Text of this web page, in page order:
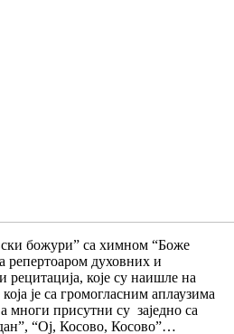
божури” са химном “Боже
репертоаром духовних и
које су наишле на
је са громогласним аплаузима
многи присутни су заједно са
“Ој, Косово, Косово”…